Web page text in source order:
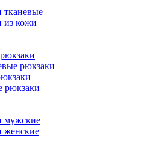
тканевые
из кожи
рюкзаки
рюкзаки
мужские
женские